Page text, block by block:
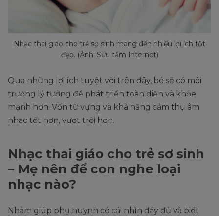
Nhạc thai giáo cho trẻ sơ sinh mang đến nhiều lợi ích tốt
đẹp. (Ảnh: Sưu tầm Internet)
Qua những lợi ích tuyệt vời trên đây, bé sẽ có môi
trường lý tưởng để phát triển toàn diện và khỏe
mạnh hơn. Vốn từ vựng và khả năng cảm thụ âm
nhạc tốt hơn, vượt trội hơn.
Nhạc thai giáo cho trẻ sơ sinh
– Mẹ nên để con nghe loại
nhạc nào?
Nhằm giúp phụ huynh có cái nhìn đầy đủ và biết